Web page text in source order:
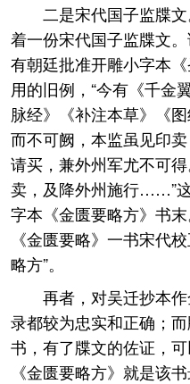
二是宋代国子监牒
着一份宋代国子监牒文
有朝廷批准开雕小字本
用的旧例，“今有《千金
脉经》《补注本草》《
而不可阙，本监虽见印
请买，兼外州军尤不可
卖，及降外州施行……”
字本《金匮要略方》书
《金匮要略》一书宋代
略方”。
再者，对吴迁抄本
录都较为忠实和正确；
书，有了牒文的佐证，
《金匮要略方》就是该